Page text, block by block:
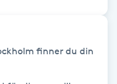
finner du din